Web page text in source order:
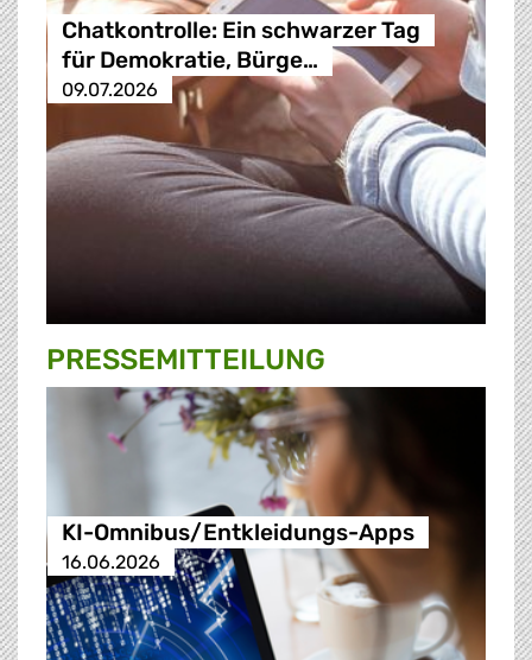
Chatkontrolle: Ein schwarzer Tag
für Demokratie, Bürge…
09.07.2026
PRESSE­MITTEILUNG
KI-Omnibus/Entkleidungs-Apps
16.06.2026